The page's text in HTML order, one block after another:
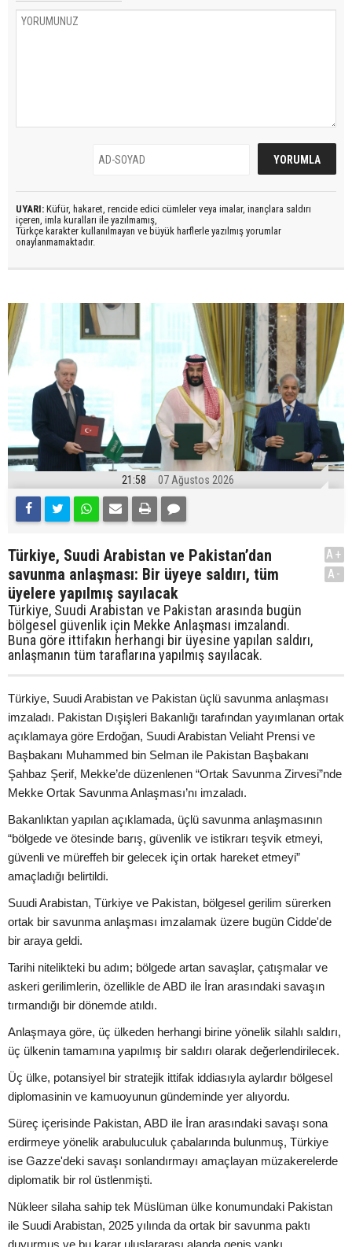
UYARI: Küfür, hakaret, rencide edici cümleler veya imalar, inançlara saldırı
içeren, imla kuralları ile yazılmamış,
Türkçe karakter kullanılmayan ve büyük harflerle yazılmış yorumlar
onaylanmamaktadır.
21:58 07 Ağustos 2026
Türkiye, Suudi Arabistan ve Pakistan’dan
savunma anlaşması: Bir üyeye saldırı, tüm
üyelere yapılmış sayılacak
Türkiye, Suudi Arabistan ve Pakistan arasında bugün
bölgesel güvenlik için Mekke Anlaşması imzalandı.
Buna göre ittifakın herhangi bir üyesine yapılan saldırı,
anlaşmanın tüm taraflarına yapılmış sayılacak.
A+
A-
Türkiye, Suudi Arabistan ve Pakistan üçlü savunma anlaşması
imzaladı. Pakistan Dışişleri Bakanlığı tarafından yayımlanan ortak
açıklamaya göre Erdoğan, Suudi Arabistan Veliaht Prensi ve
Başbakanı Muhammed bin Selman ile Pakistan Başbakanı
Şahbaz Şerif, Mekke’de düzenlenen “Ortak Savunma Zirvesi”nde
Mekke Ortak Savunma Anlaşması’nı imzaladı.
Bakanlıktan yapılan açıklamada, üçlü savunma anlaşmasının
“bölgede ve ötesinde barış, güvenlik ve istikrarı teşvik etmeyi,
güvenli ve müreffeh bir gelecek için ortak hareket etmeyi”
amaçladığı belirtildi.
Suudi Arabistan, Türkiye ve Pakistan, bölgesel gerilim sürerken
ortak bir savunma anlaşması imzalamak üzere bugün Cidde'de
bir araya geldi.
Tarihi nitelikteki bu adım; bölgede artan savaşlar, çatışmalar ve
askeri gerilimlerin, özellikle de ABD ile İran arasındaki savaşın
tırmandığı bir dönemde atıldı.
Anlaşmaya göre, üç ülkeden herhangi birine yönelik silahlı saldırı,
üç ülkenin tamamına yapılmış bir saldırı olarak değerlendirilecek.
Üç ülke, potansiyel bir stratejik ittifak iddiasıyla aylardır bölgesel
diplomasinin ve kamuoyunun gündeminde yer alıyordu.
Süreç içerisinde Pakistan, ABD ile İran arasındaki savaşı sona
erdirmeye yönelik arabuluculuk çabalarında bulunmuş, Türkiye
ise Gazze'deki savaşı sonlandırmayı amaçlayan müzakerelerde
diplomatik bir rol üstlenmişti.
Nükleer silaha sahip tek Müslüman ülke konumundaki Pakistan
ile Suudi Arabistan, 2025 yılında da ortak bir savunma paktı
duyurmuş ve bu karar uluslararası alanda geniş yankı